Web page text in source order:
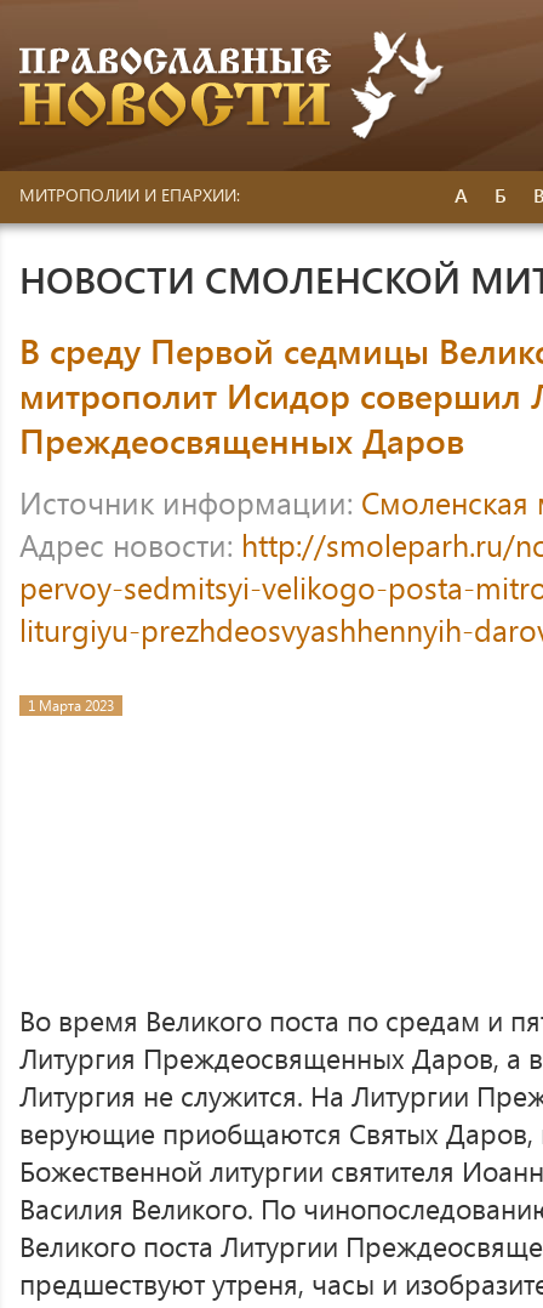
МИТРОПОЛИИ И ЕПАРХИИ: А Б
НОВОСТИ СМОЛЕНСКОЙ
В среду Первой седмицы
митрополит Исидор совершил
Преждеосвященных Даров
Источник информации:
Адрес новости: http://smoleparh.ru/
pervoy-sedmitsyi-velikogo-posta-
liturgiyu-prezhdeosvyashhennyih-
1 Марта 2023
Во время Великого поста по средам и
Литургия Преждеосвященных Даров, а
Литургия не служится. На Литургии
верующие приобщаются Святых
Божественной литургии святителя
Василия Великого. По
Великого поста Литургии
предшествуют утреня, часы и